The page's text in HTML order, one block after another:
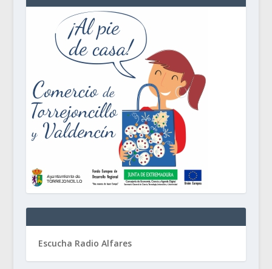
Escucha Radio Alfares